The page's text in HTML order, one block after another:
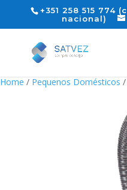
+351 258 515 774
nacional)
Home / Pequenos Domésticos /